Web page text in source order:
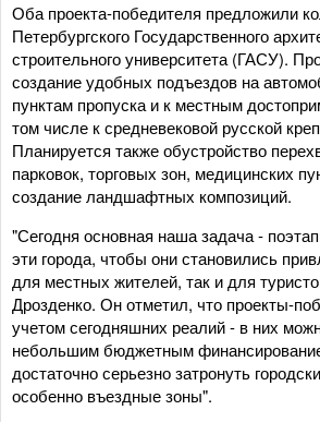
Оба проекта-победителя предложили
Петербургского Государственного
строительного университета (ГАСУ).
создание удобных подъездов на
пунктам пропуска и к местным
том числе к средневековой русской
Планируется также обустройство
парковок, торговых зон, медицинских
создание ландшафтных композиций.
"Сегодня основная наша задача -
эти города, чтобы они становились
для местных жителей, так и для
Дрозденко. Он отметил, что проекты-
учетом сегодняшних реалий - в них
небольшим бюджетным
достаточно серьезно затронуть
особенно въездные зоны".